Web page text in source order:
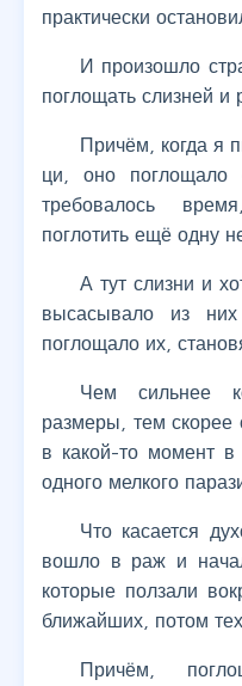
практически
И произошло
поглощать слизней и
Причём, когда я
ци, оно поглощало
требовалось
поглотить ещё одну
А тут слизни и
высасывало из
поглощало их,
Чем сильнее
размеры, тем
в какой-то момент
одного мелкого
Что касается
вошло в раж и
которые ползали
ближайших, потом
Причём,